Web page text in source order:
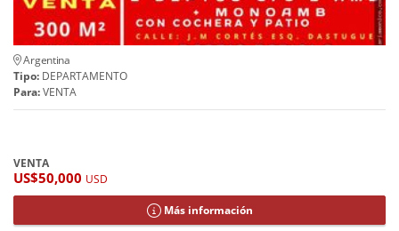
Argentina
Tipo: DEPARTAMENTO
Para:VENTA
VENTA
US$50,000 USD
Más información